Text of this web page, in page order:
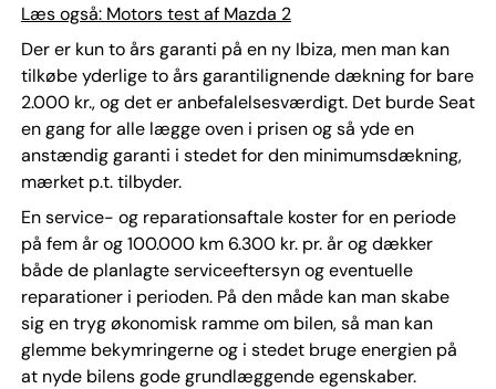
Læs også: Motors test af Mazda 2
Der er kun to års garanti på en ny Ibiza, men man kan
tilkøbe yderlige to års garantilignende dækning for bare
2.000 kr., og det er anbefalelsesværdigt. Det burde Seat
en gang for alle lægge oven i prisen og så yde en
anstændig garanti i stedet for den minimumsdækning,
mærket p.t. tilbyder.
En service- og reparationsaftale koster for en periode
på fem år og 100.000 km 6.300 kr. pr. år og dækker
både de planlagte serviceeftersyn og eventuelle
reparationer i perioden. På den måde kan man skabe
sig en tryg økonomisk ramme om bilen, så man kan
glemme bekymringerne og i stedet bruge energien på
at nyde bilens gode grundlæggende egenskaber.